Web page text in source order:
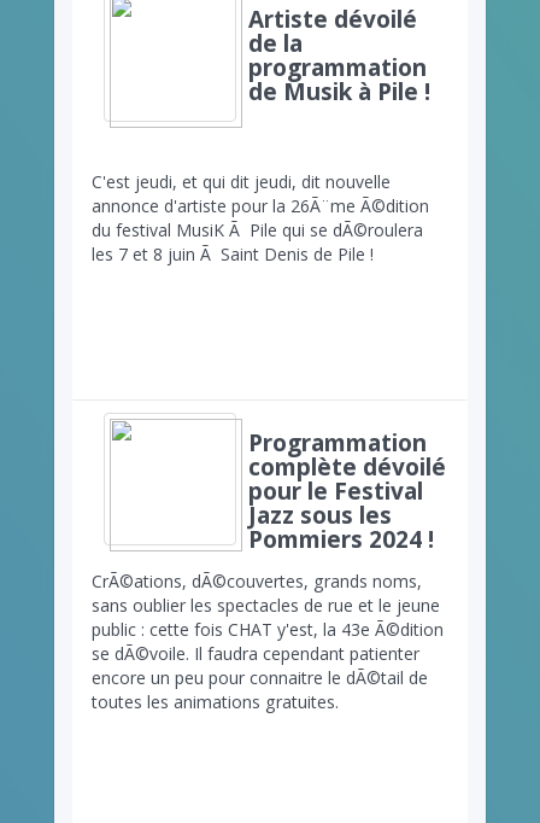
Artiste dévoilé
de la
programmation
de Musik à Pile !
C'est jeudi, et qui dit jeudi, dit nouvelle
annonce d'artiste pour la 26Ã¨me Ã©dition
du festival MusiK Ã Pile qui se dÃ©roulera
les 7 et 8 juin Ã Saint Denis de Pile !
Programmation
complète dévoilé
pour le Festival
Jazz sous les
Pommiers 2024 !
CrÃ©ations, dÃ©couvertes, grands noms,
sans oublier les spectacles de rue et le jeune
public : cette fois CHAT y'est, la 43e Ã©dition
se dÃ©voile. Il faudra cependant patienter
encore un peu pour connaitre le dÃ©tail de
toutes les animations gratuites.